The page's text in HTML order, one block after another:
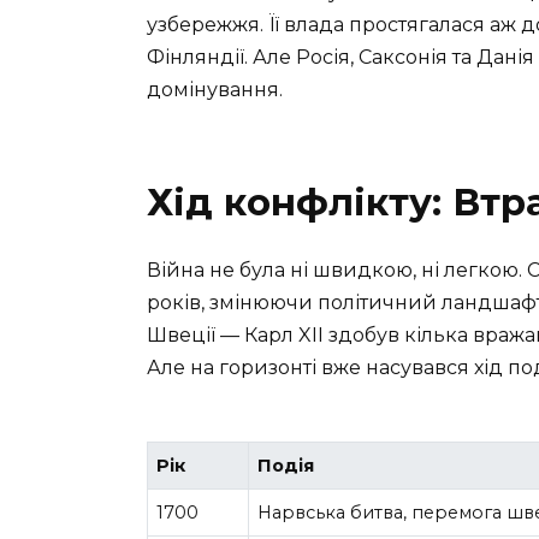
узбережжя. Її влада простягалася аж
Фінляндії. Але Росія, Саксонія та
домінування.
Хід конфлікту:
Війна не була ні швидкою, ні легкою.
років, змінюючи політичний
Швеції — Карл XII здобув кілька
Але на горизонті вже насувався хід
Рік Подія
1700 Нарвська битва, перемога